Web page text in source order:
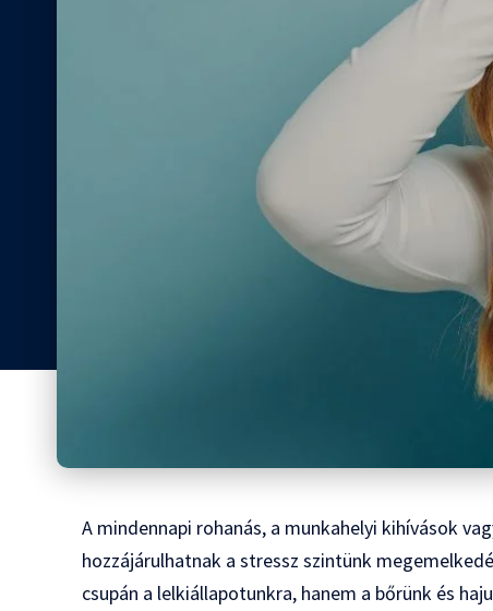
A mindennapi rohanás, a munkahelyi kihívások
hozzájárulhatnak a stressz szintünk
csupán a lelkiállapotunkra, hanem a bőrünk és